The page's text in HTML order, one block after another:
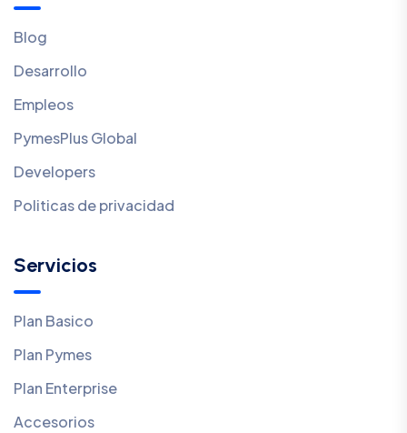
Blog
Desarrollo
Empleos
PymesPlus Global
Developers
Politicas de privacidad
Servicios
Plan Basico
Plan Pymes
Plan Enterprise
Accesorios